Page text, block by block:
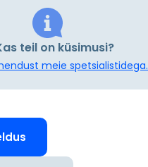
teil on küsimusi?
meie spetsialistidega.